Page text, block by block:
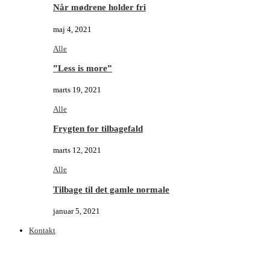
Når mødrene holder fri
maj 4, 2021
Alle
”Less is more”
marts 19, 2021
Alle
Frygten for tilbagefald
marts 12, 2021
Alle
Tilbage til det gamle normale
januar 5, 2021
Kontakt